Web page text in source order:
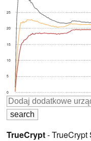
0
5
10
15
20
25
TrueCrypt- TrueCrypt